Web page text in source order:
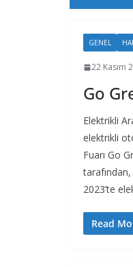
GENEL
22 Kasım
Go
Elektrikli
elektrikli
Fuarı Go
2023’te
Read